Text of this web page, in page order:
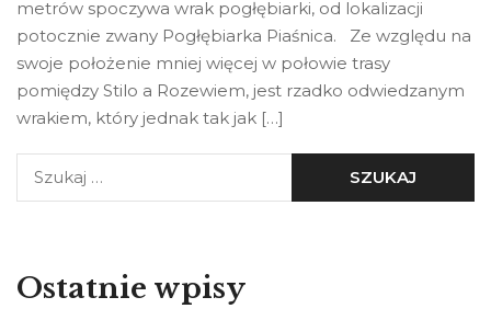
metrów spoczywa wrak pogłębiarki, od lokalizacji
potocznie zwany Pogłębiarka Piaśnica. Ze względu na
swoje położenie mniej więcej w połowie trasy
pomiędzy Stilo a Rozewiem, jest rzadko odwiedzanym
wrakiem, który jednak tak jak […]
Ostatnie wpisy